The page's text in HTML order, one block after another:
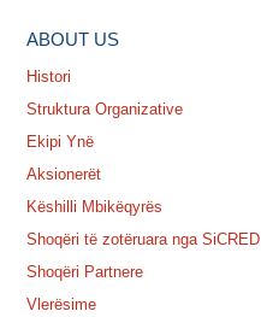
ABOUT US
Histori
Struktura Organizative
Ekipi Ynë
Aksionerët
Këshilli Mbikëqyrës
Shoqëri të zotëruara nga SiCRED
Shoqëri Partnere
Vlerësime